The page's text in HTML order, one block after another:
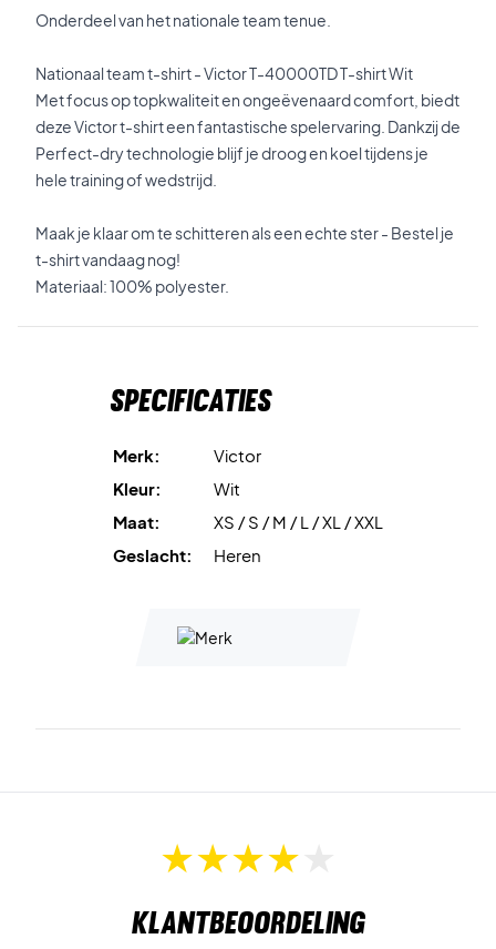
Onderdeel van het nationale team tenue.
Nationaal team t-shirt - Victor T-40000TD T-shirt Wit
Met focus op topkwaliteit en ongeëvenaard comfort, biedt
deze Victor t-shirt een fantastische spelervaring. Dankzij de
Perfect-dry technologie blijf je droog en koel tijdens je
hele training of wedstrijd.
Maak je klaar om te schitteren als een echte ster - Bestel je
t-shirt vandaag nog!
Materiaal: 100% polyester.
Specificaties
Merk:
Victor
Kleur:
Wit
Maat:
XS / S / M / L / XL / XXL
Geslacht:
Heren
Klantbeoordeling